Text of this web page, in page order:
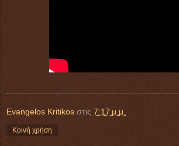
Evangelos Kritikos στις 7:17 μ.μ.
Κοινή χρήση